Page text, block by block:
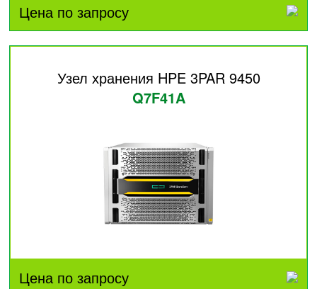
Цена по запросу
Узел хранения HPE 3PAR 9450
Q7F41A
Цена по запросу